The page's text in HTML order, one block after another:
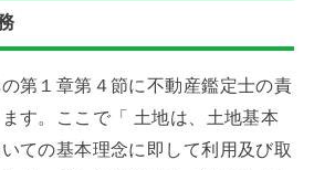
第１章第４節に不動産鑑定士の責
す。ここで「 土地は、土地基本
ての基本理念に即して利用及び取